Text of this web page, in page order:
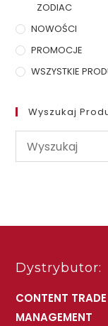
ZODIAC
NOWOŚCI
PROMOCJE
WSZYSTKIE
Wyszukaj
Dystrybutor:
CONTENT TRADE
MANAGEMENT